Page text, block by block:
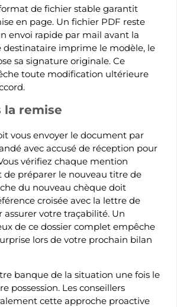
format de fichier stable garantit
en page. Un fichier PDF reste
envoi rapide par mail avant la
destinataire imprime le modèle, le
sa signature originale. Ce
toute modification ultérieure
la remise
vous envoyer le document par
avec accusé de réception pour
vérifiez chaque mention
de préparer le nouveau titre de
du nouveau chèque doit
croisée avec la lettre de
votre traçabilité. Un
de ce dossier complet empêche
lors de votre prochain bilan
banque de la situation une fois le
possession. Les conseillers
cette approche proactive